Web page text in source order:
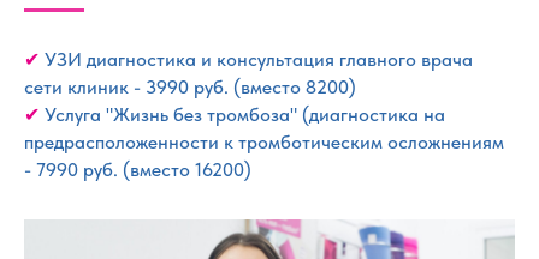
✔ УЗИ диагностика и консультация главного врача
сети клиник - 3990 руб. (вместо 8200)
✔ Услуга "Жизнь без тромбоза" (диагностика на
предрасположенности к тромботическим осложнениям
- 7990 руб. (вместо 16200)